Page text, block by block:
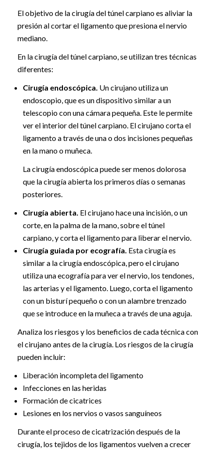
El objetivo de la cirugía del túnel carpiano es aliviar la
presión al cortar el ligamento que presiona el nervio
mediano.
En la cirugía del túnel carpiano, se utilizan tres técnicas
diferentes:
Cirugía endoscópica. Un cirujano utiliza un
endoscopio, que es un dispositivo similar a un
telescopio con una cámara pequeña. Este le permite
ver el interior del túnel carpiano. El cirujano corta el
ligamento a través de una o dos incisiones pequeñas
en la mano o muñeca.
La cirugía endoscópica puede ser menos dolorosa
que la cirugía abierta los primeros días o semanas
posteriores.
Cirugía abierta. El cirujano hace una incisión, o un
corte, en la palma de la mano, sobre el túnel
carpiano, y corta el ligamento para liberar el nervio.
Cirugía guiada por ecografía. Esta cirugía es
similar a la cirugía endoscópica, pero el cirujano
utiliza una ecografía para ver el nervio, los tendones,
las arterias y el ligamento. Luego, corta el ligamento
con un bisturí pequeño o con un alambre trenzado
que se introduce en la muñeca a través de una aguja.
Analiza los riesgos y los beneficios de cada técnica con
el cirujano antes de la cirugía. Los riesgos de la cirugía
pueden incluir:
Liberación incompleta del ligamento
Infecciones en las heridas
Formación de cicatrices
Lesiones en los nervios o vasos sanguíneos
Durante el proceso de cicatrización después de la
cirugía, los tejidos de los ligamentos vuelven a crecer